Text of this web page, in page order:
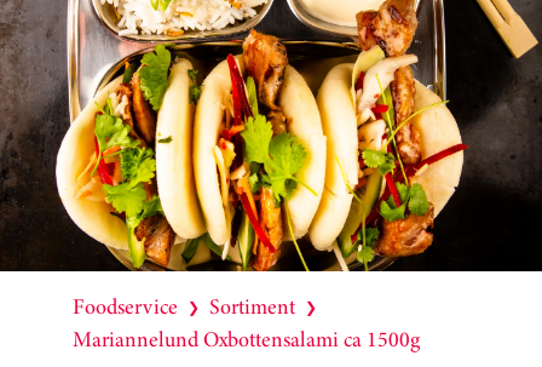
Foodservice ❯ Sortiment ❯
Mariannelund Oxbottensalami ca 1500g